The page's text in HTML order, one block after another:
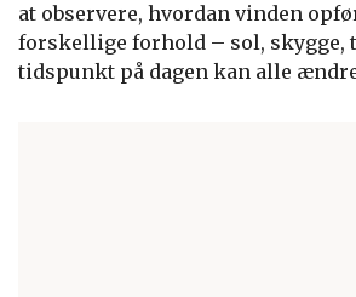
at observere, hvordan vinden
forskellige forhold – sol, skygge,
tidspunkt på dagen kan alle